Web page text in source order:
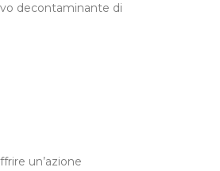
decontaminante di
un’azione